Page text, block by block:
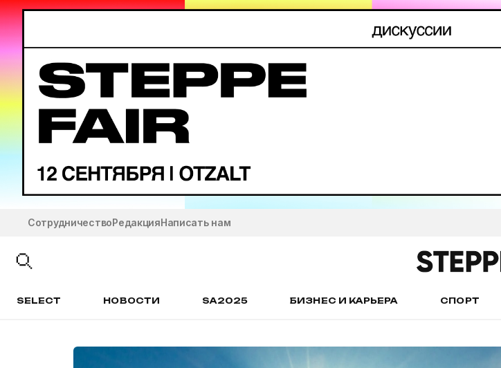
СотрудничествоРедакцияНаписать нам
SELECT НОВОСТИ SA2025 БИЗНЕС И КАРЬЕРА СПОРТ